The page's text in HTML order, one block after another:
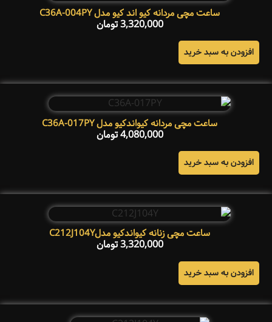
ساعت مچی مردانه کیو اند کیو مدل C36A-004PY
3,320,000تومان
افزودن به سبد خرید
ساعت مچی مردانه کیواندکیو مدل C36A-017PY
4,080,000تومان
افزودن به سبد خرید
ساعت مچی زنانه کیواندکیو مدلC212J104Y
3,320,000تومان
افزودن به سبد خرید